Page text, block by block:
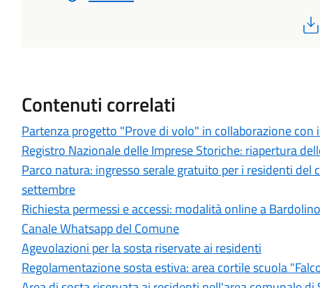
Contenuti correlati
Partenza progetto "Prove di volo" in collaborazione con
Registro Nazionale delle Imprese Storiche: riapertura
Parco natura: ingresso serale gratuito per i residenti
settembre
Richiesta permessi e accessi: modalità online a Bardolino
Canale Whatsapp del Comune
Agevolazioni per la sosta riservate ai residenti
Regolamentazione sosta estiva: area cortile scuola